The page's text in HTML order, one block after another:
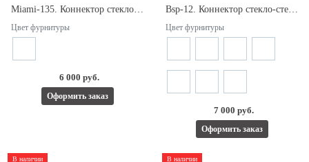
Цвет фурнитуры
6 000 руб.
Оформить заказ
Цвет фурнитуры
7 000 руб.
Оформить заказ
В наличии В наличии